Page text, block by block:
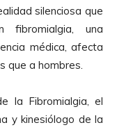
silenciosa que
fibromialgia, una
médica, afecta
que a hombres.
la Fibromialgia, el
y kinesiólogo de la